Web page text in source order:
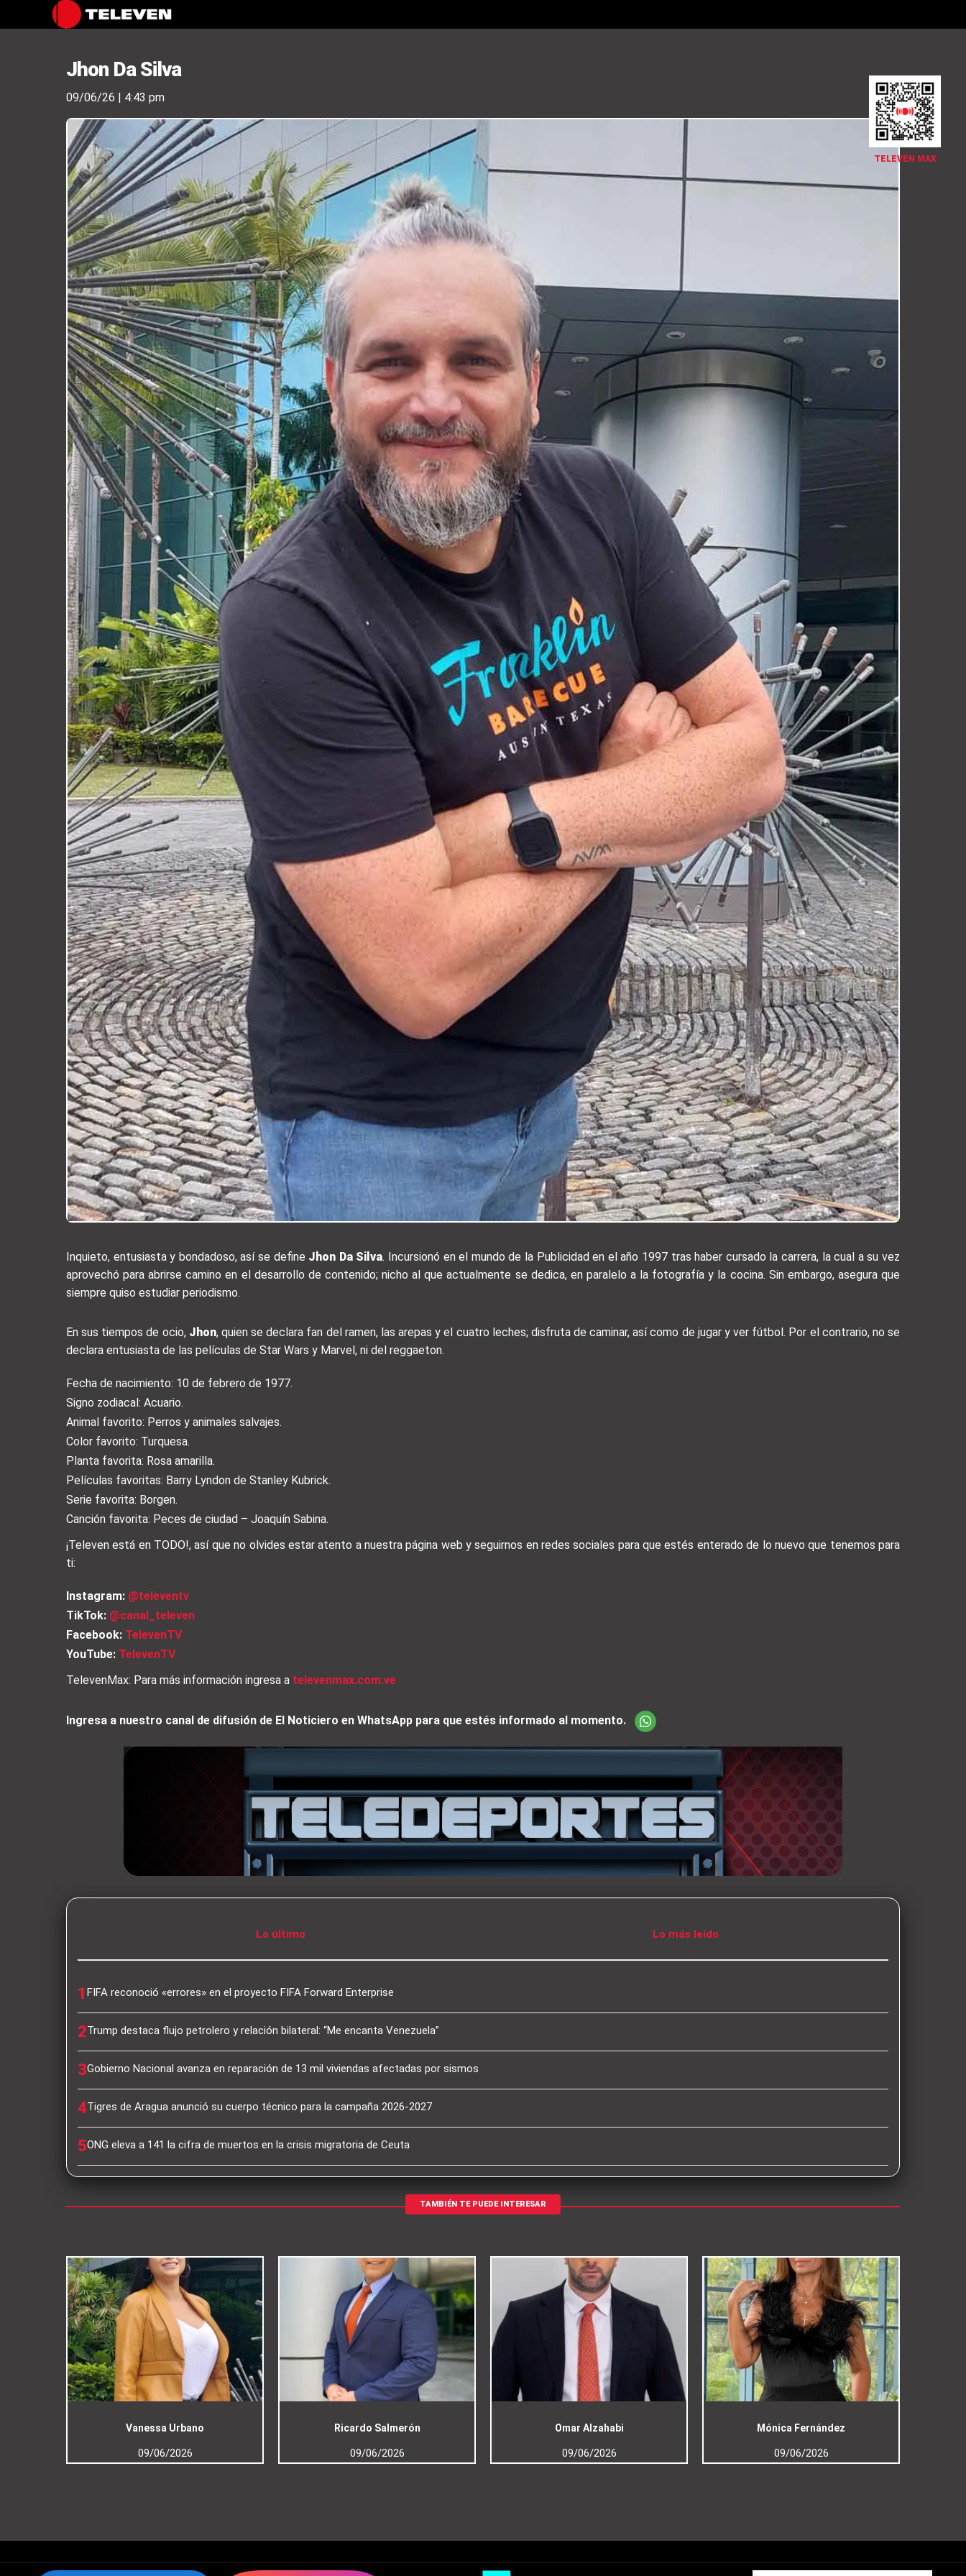
TELEVEN MAX
Jhon Da Silva
09/06/26 | 4:43 pm
Inquieto, entusiasta y bondadoso, así se define Jhon Da Silva. Incursionó en el mundo de la Publicidad en el año 1997 tras haber cursado la carrera, la cual a su vez
aprovechó para abrirse camino en el desarrollo de contenido; nicho al que actualmente se dedica, en paralelo a la fotografía y la cocina. Sin embargo, asegura que
siempre quiso estudiar periodismo.
En sus tiempos de ocio, Jhon, quien se declara fan del ramen, las arepas y el cuatro leches; disfruta de caminar, así como de jugar y ver fútbol. Por el contrario, no se
declara entusiasta de las películas de Star Wars y Marvel, ni del reggaeton.
Fecha de nacimiento: 10 de febrero de 1977.
Signo zodiacal: Acuario.
Animal favorito: Perros y animales salvajes.
Color favorito: Turquesa.
Planta favorita: Rosa amarilla.
Películas favoritas: Barry Lyndon de Stanley Kubrick.
Serie favorita: Borgen.
Canción favorita: Peces de ciudad – Joaquín Sabina.
¡Televen está en TODO!, así que no olvides estar atento a nuestra página web y seguirnos en redes sociales para que estés enterado de lo nuevo que tenemos para
ti:
Instagram: @televentv
TikTok: @canal_televen
Facebook: TelevenTV
YouTube: TelevenTV
TelevenMax: Para más información ingresa a televenmax.com.ve
Ingresa a nuestro canal de difusión de El Noticiero en WhatsApp para que estés informado al momento.
Lo último Lo más leído
1 FIFA reconoció «errores» en el proyecto FIFA Forward Enterprise
2Trump destaca flujo petrolero y relación bilateral: “Me encanta Venezuela”
3Gobierno Nacional avanza en reparación de 13 mil viviendas afectadas por sismos
4Tigres de Aragua anunció su cuerpo técnico para la campaña 2026-2027
5ONG eleva a 141 la cifra de muertos en la crisis migratoria de Ceuta
TAMBIÉN TE PUEDE INTERESAR
Vanessa Urbano
09/06/2026
Ricardo Salmerón
09/06/2026
Omar Alzahabi
09/06/2026
Mónica Fernández
09/06/2026